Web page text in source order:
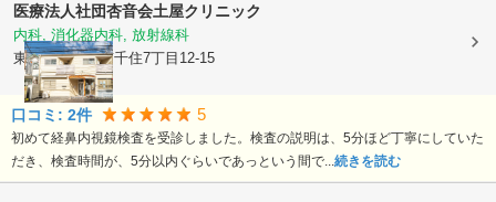
医療法人社団杏音会土屋クリニック
内科, 消化器内科, 放射線科
東京都荒川区南千住7丁目12-15
口コミ: 2件 5
初めて経鼻内視鏡検査を受診しました。検査の説明は、5分ほど丁寧にしていた
だき、検査時間が、5分以内ぐらいであっという間で...続きを読む